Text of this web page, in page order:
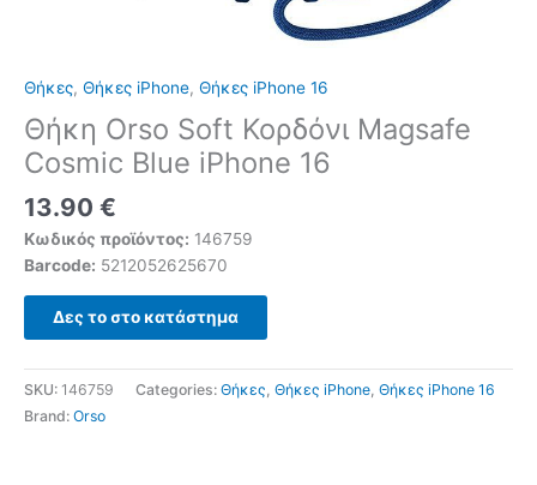
Θήκες, Θήκες iPhone, Θήκες iPhone 16
Θήκη Orso Soft Κορδόνι Magsafe
Cosmic Blue iPhone 16
13.90 €
Κωδικός προϊόντος: 146759
Barcode: 5212052625670
Δες το στο κατάστημα
SKU: 146759 Categories: Θήκες Θήκες iPhone Θήκες iPhone 16
Brand: Orso